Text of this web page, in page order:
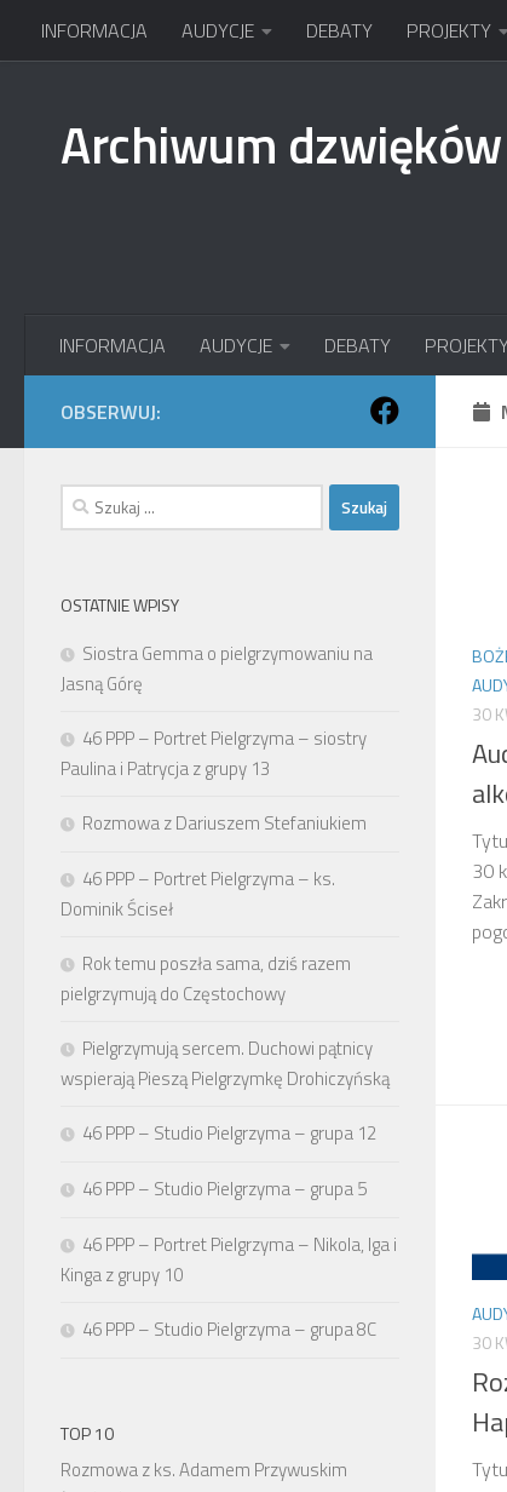
Przejdź do treści
INFORMACJA AUDYCJE DEBATY PROJEKTY
Archiwum dzwięków
INFORMACJA AUDYCJE DEBATY
30
30
30
OBSERWUJ:
Szukaj:
OSTATNIE WPISY
Siostra Gemma o pielgrzymowaniu na
Jasną Górę
46 PPP – Portret Pielgrzyma – siostry
Paulina i Patrycja z grupy 13
Rozmowa z Dariuszem Stefaniukiem
46 PPP – Portret Pielgrzyma – ks.
Dominik Ściseł
Rok temu poszła sama, dziś razem
pielgrzymują do Częstochowy
Pielgrzymują sercem. Duchowi pątnicy
wspierają Pieszą Pielgrzymkę Drohiczyńską
46 PPP – Studio Pielgrzyma – grupa 12
46 PPP – Studio Pielgrzyma – grupa 5
46 PPP – Portret Pielgrzyma – Nikola, Iga i
Kinga z grupy 10
46 PPP – Studio Pielgrzyma – grupa 8C
TOP 10
Rozmowa z ks. Adamem Przywuskim